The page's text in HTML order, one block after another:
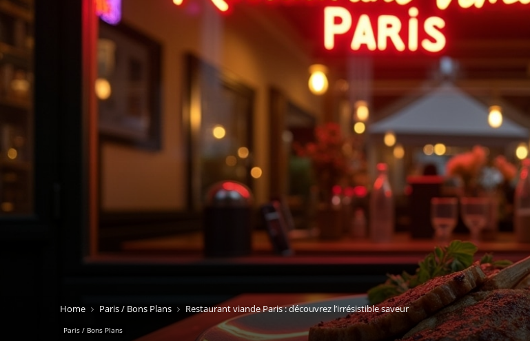
Home Paris / Bons Plans Restaurant viande Paris : découvrez l’irrésistible saveur
Paris / Bons Plans